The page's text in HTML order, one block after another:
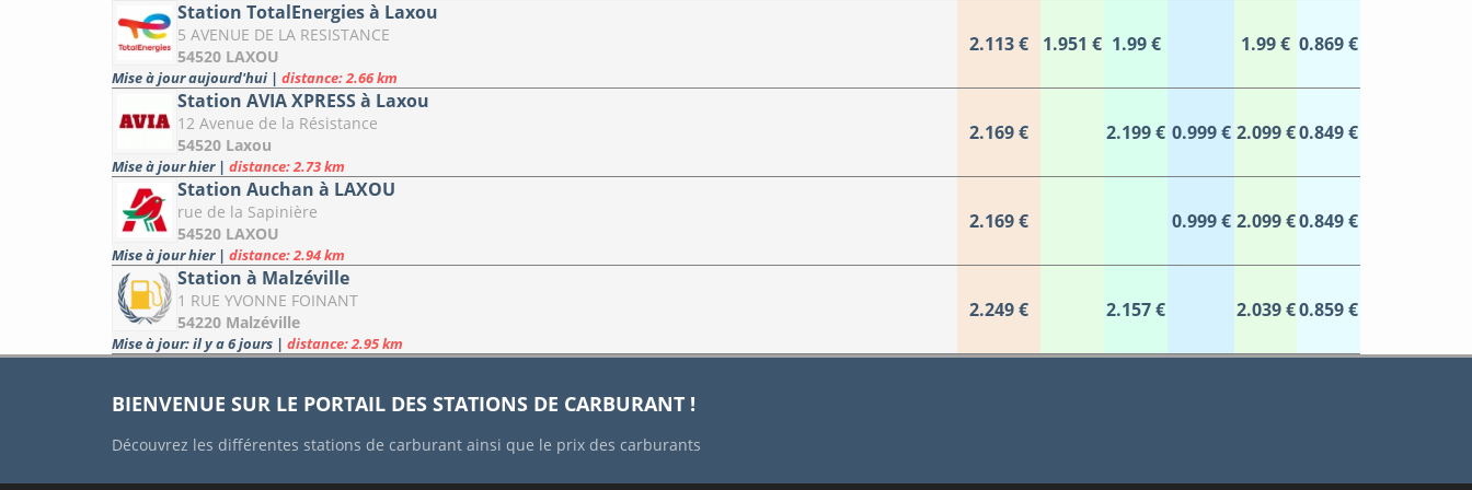
Station TotalEnergies à Laxou
5 AVENUE DE LA RESISTANCE
54520 LAXOU
Mise à jour aujourd'hui | distance: 2.66 km
2.113 € 1.951 € 1.99 € 1.99 € 0.869 €
Station AVIA XPRESS à Laxou
12 Avenue de la Résistance
54520 Laxou
Mise à jour hier | distance: 2.73 km
2.169 € 2.199 € 0.999 € 2.099 €0.849 €
Station Auchan à LAXOU
rue de la Sapinière
54520 LAXOU
Mise à jour hier | distance: 2.94 km
2.169 € 0.999 € 2.099 €0.849 €
Station à Malzéville
1 RUE YVONNE FOINANT
54220 Malzéville
Mise à jour: il y a 6 jours | distance: 2.95 km
2.249 € 2.157 € 2.039 €0.859 €
BIENVENUE SUR LE PORTAIL DES STATIONS DE CARBURANT !
Découvrez les différentes stations de carburant ainsi que le prix des carburants